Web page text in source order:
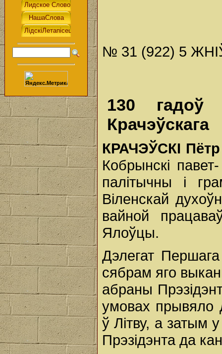
№ 31 (922) 5
130 гадоў
Крачэўскага
КРАЧЭЎСКІ
Кобрынскі
палітычны і
Віленскай
вайной
Ялоўцы.
Дэлегат
сябрам яго
абраны
умовах прывяло
ў Літву, а затым
Прэзідэнта да